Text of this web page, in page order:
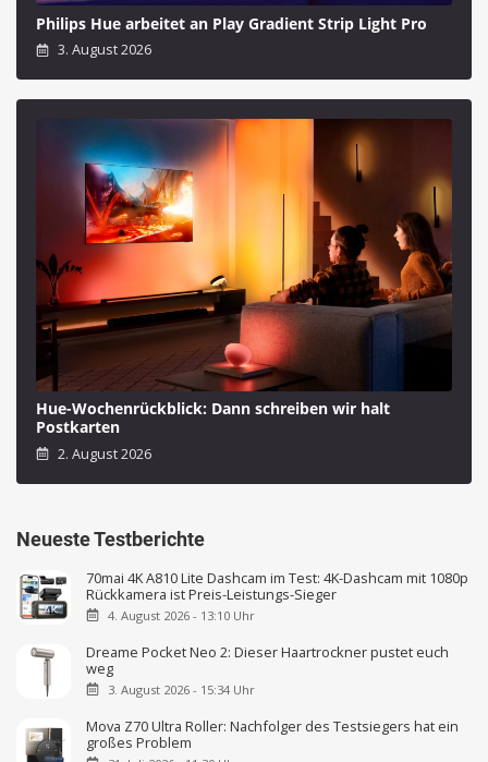
Philips Hue arbeitet an Play Gradient Strip Light Pro
3. August 2026
Hue-Wochenrückblick: Dann schreiben wir halt
Postkarten
2. August 2026
Neueste Testberichte
70mai 4K A810 Lite Dashcam im Test: 4K-Dashcam mit 1080p
Rückkamera ist Preis-Leistungs-Sieger
4. August 2026 - 13:10 Uhr
Dreame Pocket Neo 2: Dieser Haartrockner pustet euch
weg
3. August 2026 - 15:34 Uhr
Mova Z70 Ultra Roller: Nachfolger des Testsiegers hat ein
großes Problem